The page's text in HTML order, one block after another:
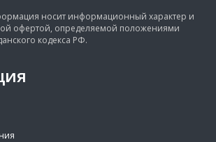
носит информационный характер и
офертой, определяемой положениями
кодекса РФ.